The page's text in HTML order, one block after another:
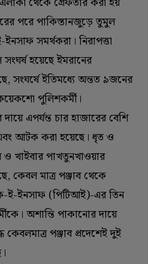
পরে পাকিস্তানজুড়ে তুমুল
সমর্থকরা। নিরাপত্তা
হয়েছে ইমরানের
সংঘর্ষে ইতিমধ্যে অন্তত ৯জনের
পুলিশকর্মী।
এপর্যন্ত চার হাজারের বেশি
আটক করা হয়েছে। ধৃত ও
খাইবার পাখতুনখাওয়ার
কেবল মাত্র পঞ্জাব থেকে
ই-ইনসাফ (পিটিআই)-এর তিন
অশান্তি পাকানোর দায়ে
পঞ্জাব প্রদেশেই দুই